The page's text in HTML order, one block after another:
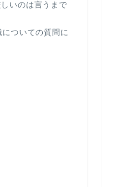
いのは言うまで
ついての質問に